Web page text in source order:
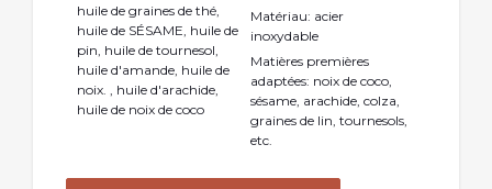
huile de graines de thé,
huile de SÉSAME, huile de
pin, huile de tournesol,
huile d'amande, huile de
noix. , huile d'arachide,
huile de noix de coco
Matériau: acier
inoxydable
Matières premières
adaptées: noix de coco,
sésame, arachide, colza,
graines de lin, tournesols,
etc.